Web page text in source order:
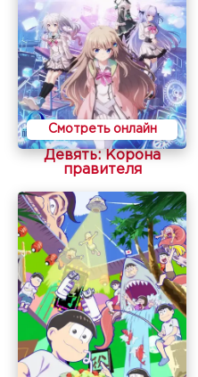
Смотреть онлайн
Девять: Корона
правителя